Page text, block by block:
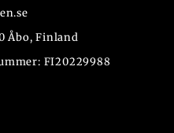
Åbo, Finland
FI20229988